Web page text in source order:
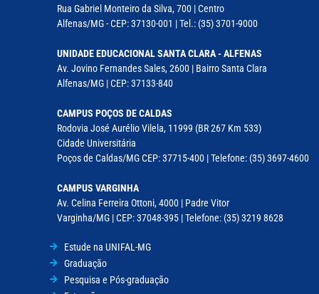
Rua Gabriel Monteiro da Silva, 700 | Centro
Alfenas/MG - CEP: 37130-001 | Tel.: (35) 3701-9000
UNIDADE EDUCACIONAL SANTA CLARA - ALFENAS
Av. Jovino Fernandes Sales, 2600 | Bairro Santa Clara
Alfenas/MG | CEP: 37133-840
CAMPUS POÇOS DE CALDAS
Rodovia José Aurélio Vilela, 11999 (BR 267 Km 533)
Cidade Universitária
Poços de Caldas/MG CEP: 37715-400 | Telefone: (35) 3697-4600
CAMPUS VARGINHA
Av. Celina Ferreira Ottoni, 4000 | Padre Vitor
Varginha/MG | CEP: 37048-395 | Telefone: (35) 3219 8628
Estude na UNIFAL-MG
Graduação
Pesquisa e Pós-graduação